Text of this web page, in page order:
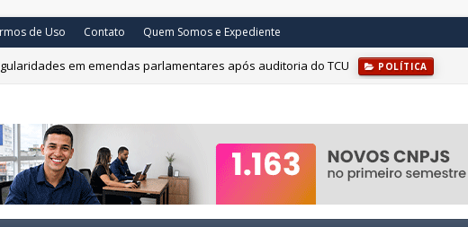
de Uso Contato Quem Somos e Expediente
em emendas parlamentares após auditoria do TCU POLÍTICA